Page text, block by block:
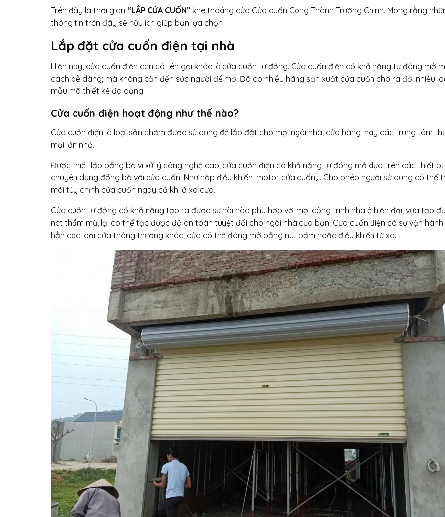
Trên đây là thời gian “LẮP CỬA CUỐN” khe thoáng cửa Cửa cuốn Công Thành Trường Chinh. Mong rằng
thông tin trên đây sẽ hữu ích giúp bạn lựa chọn.
Lắp đặt cửa cuốn điện tại nhà
Hiện nay, cửa cuốn điện còn có tên gọi khác là cửa cuốn tự động. Cửa cuốn điện có khả năng tự đóng mở
cách dễ dàng; mà không cần đến sức người để mở. Đã có nhiều hãng sản xuất cửa cuốn cho ra đời nhiều
mẫu mã thiết kế đa dạng.
Cửa cuốn điện hoạt động như thế nào?
Cửa cuốn điện là loại sản phẩm được sử dụng để lắp đặt cho mọi ngôi nhà; cửa hàng, hay các trung tâm
mại lớn nhỏ.
Được thiết lập bằng bộ vi xử lý công nghệ cao; cửa cuốn điện có khả năng tự đóng mở dựa trên các thiết bị
chuyên dụng đồng bộ với cửa cuốn. Như hộp điều khiển, motor cửa cuốn,… Cho phép người sử dụng có thể
mái tùy chỉnh cửa cuốn ngay cả khi ở xa cửa.
Cửa cuốn tự động có khả năng tạo ra được sự hài hòa phù hợp với mọi công trình nhà ở hiện đại; vừa tạo
nét thẩm mỹ, lại có thể tạo được độ an toàn tuyệt đối cho ngôi nhà của bạn. Cửa cuốn điện có sự vận hành
hẳn các loại cửa thông thường khác; cửa có thể đóng mở bằng nút bấm hoặc điều khiển từ xa.